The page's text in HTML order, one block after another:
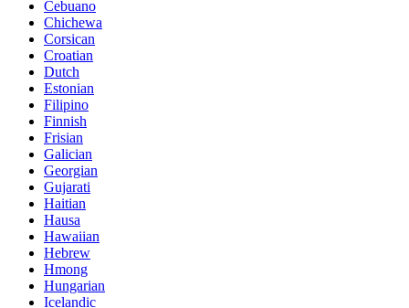
Cebuano
Chichewa
Corsican
Croatian
Dutch
Estonian
Filipino
Finnish
Frisian
Galician
Georgian
Gujarati
Haitian
Hausa
Hawaiian
Hebrew
Hmong
Hungarian
Icelandic